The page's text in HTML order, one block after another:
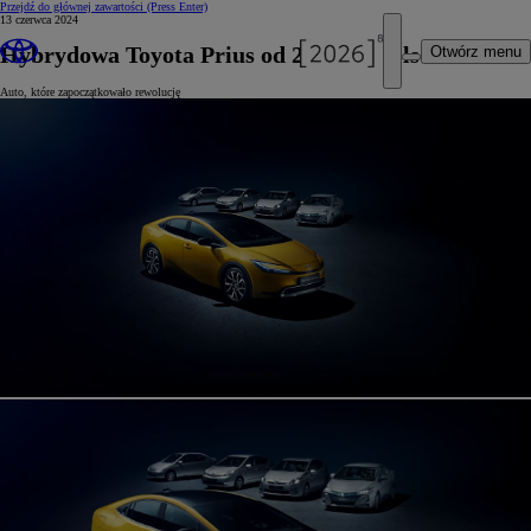
Przejdź do głównej zawartości (Press Enter)
Otwórz menu
13 czerwca 2024
Hybrydowa Toyota Prius od 20 lat w Polsce
Auto, które zapoczątkowało rewolucję